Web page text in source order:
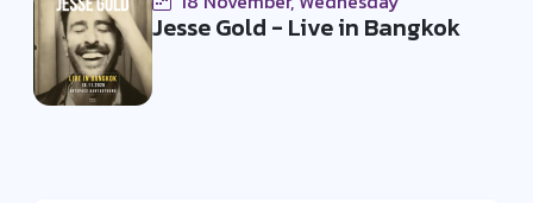
Jesse Gold - Live in Bangkok